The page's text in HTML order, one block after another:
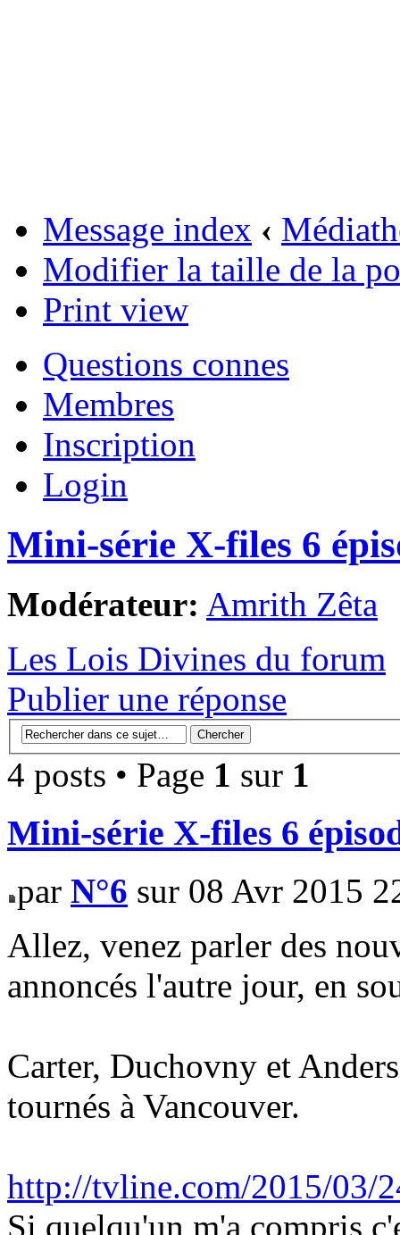
Message index ‹
Modifier la taille de la
Print view
Questions connes
Membres
Inscription
Login
Mini-série X-files 6
Modérateur: Amrith Zêta
Les Lois Divines du forum
Publier une réponse
4 posts • Page 1 sur 1
Mini-série X-files 6
par N°6 sur 08 Avr 2015
Allez, venez parler des
annoncés l'autre jour, en
Carter, Duchovny et
tournés à Vancouver.
http://tvline.com/2015/03/
Si quelqu'un m'a compris